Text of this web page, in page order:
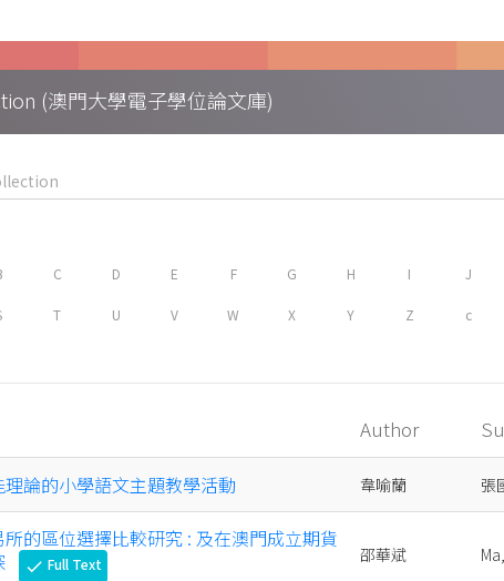
(澳門大學電子學位論文庫)
C D E F G H I J
T U V W X Y Z c
Author
論的小學語文主題教學活動 韋喻蘭 張
的區位選擇比較研究 : 及在澳門成立期貨
check Full Text 邵華斌